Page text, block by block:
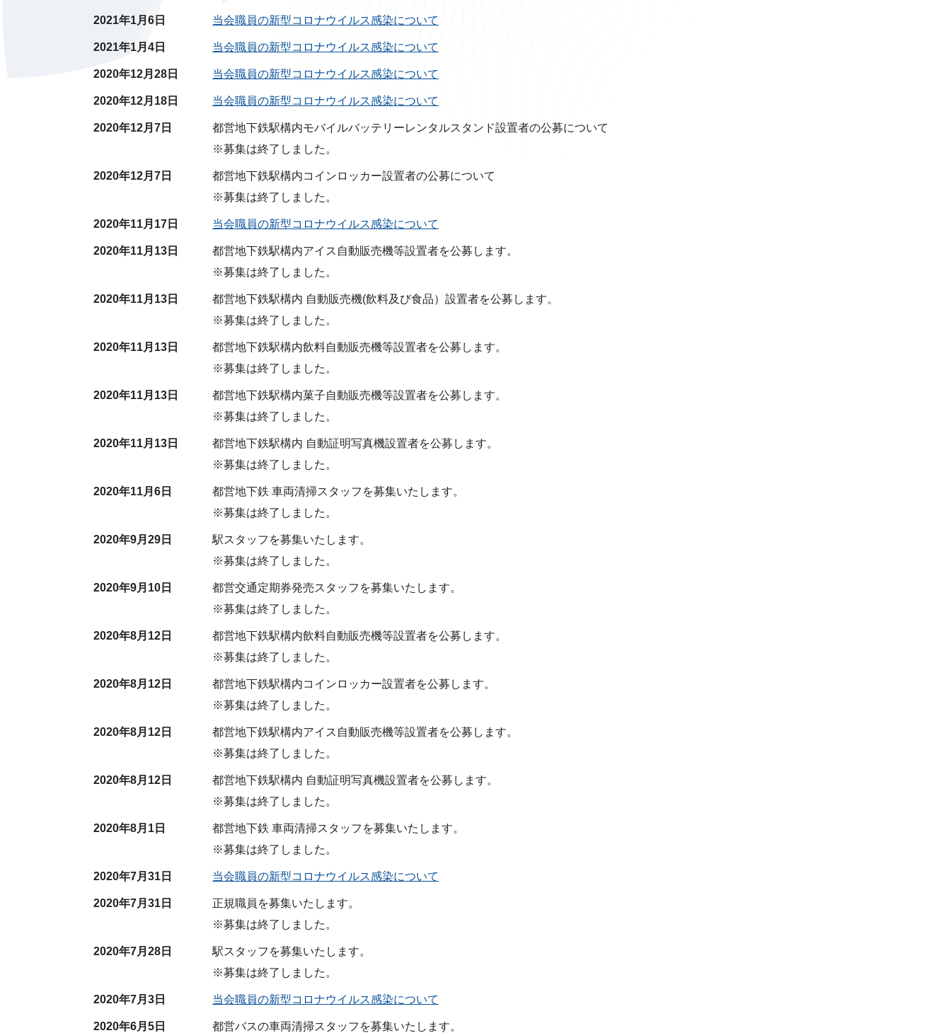
2021年1月6日 当会職員の新型コロナウイルス感染について
2021年1月4日 当会職員の新型コロナウイルス感染について
2020年12月28日 当会職員の新型コロナウイルス感染について
2020年12月18日 当会職員の新型コロナウイルス感染について
2020年12月7日
都営地下鉄駅構内モバイルバッテリーレンタルスタンド設置者の公募について
※募集は終了しました。
2020年12月7日
都営地下鉄駅構内コインロッカー設置者の公募について
※募集は終了しました。
2020年11月17日 当会職員の新型コロナウイルス感染について
2020年11月13日
都営地下鉄駅構内アイス自動販売機等設置者を公募します。
※募集は終了しました。
2020年11月13日
都営地下鉄駅構内 自動販売機(飲料及び食品）設置者を公募します。
※募集は終了しました。
2020年11月13日
都営地下鉄駅構内飲料自動販売機等設置者を公募します。
※募集は終了しました。
2020年11月13日
都営地下鉄駅構内菓子自動販売機等設置者を公募します。
※募集は終了しました。
2020年11月13日
都営地下鉄駅構内 自動証明写真機設置者を公募します。
※募集は終了しました。
2020年11月6日
都営地下鉄 車両清掃スタッフを募集いたします。
※募集は終了しました。
2020年9月29日
駅スタッフを募集いたします。
※募集は終了しました。
2020年9月10日
都営交通定期券発売スタッフを募集いたします。
※募集は終了しました。
2020年8月12日
都営地下鉄駅構内飲料自動販売機等設置者を公募します。
※募集は終了しました。
2020年8月12日
都営地下鉄駅構内コインロッカー設置者を公募します。
※募集は終了しました。
2020年8月12日
都営地下鉄駅構内アイス自動販売機等設置者を公募します。
※募集は終了しました。
2020年8月12日
都営地下鉄駅構内 自動証明写真機設置者を公募します。
※募集は終了しました。
2020年8月1日
都営地下鉄 車両清掃スタッフを募集いたします。
※募集は終了しました。
2020年7月31日 当会職員の新型コロナウイルス感染について
2020年7月31日
正規職員を募集いたします。
※募集は終了しました。
2020年7月28日
駅スタッフを募集いたします。
※募集は終了しました。
2020年7月3日 当会職員の新型コロナウイルス感染について
2020年6月5日
都営バスの車両清掃スタッフを募集いたします。